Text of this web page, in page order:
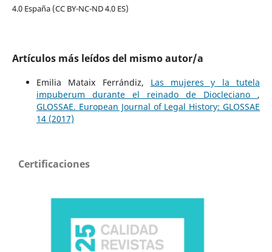
4.0 España (CC BY-NC-ND 4.0 ES)
Artículos más leídos del mismo autor/a
Emilia Mataix Ferrándiz, Las mujeres y la tutela
impuberum durante el reinado de Diocleciano ,
GLOSSAE. European Journal of Legal History: GLOSSAE
14 (2017)
Certificaciones